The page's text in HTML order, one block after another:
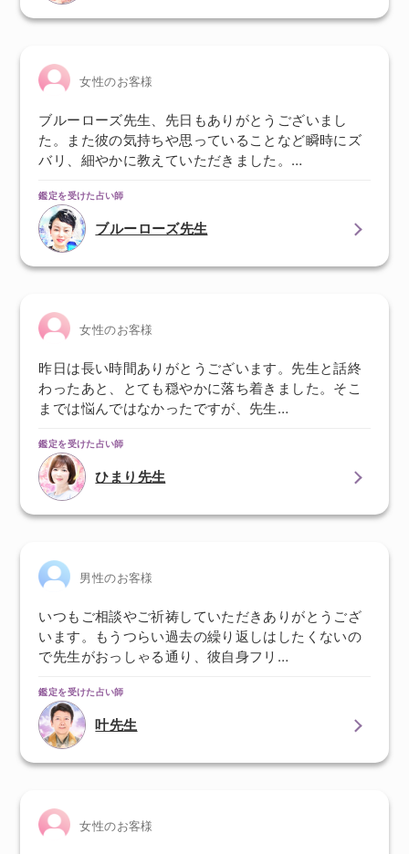
女性のお客様
ブルーローズ先生、先日もありがとうございまし
た。また彼の気持ちや思っていることなど瞬時にズ
バリ、細やかに教えていただきました。…
鑑定を受けた占い師
ブルーローズ先生
女性のお客様
昨日は長い時間ありがとうございます。先生と話終
わったあと、とても穏やかに落ち着きました。そこ
までは悩んではなかったですが、先生…
鑑定を受けた占い師
ひまり先生
男性のお客様
いつもご相談やご祈祷していただきありがとうござ
います。もうつらい過去の繰り返しはしたくないの
で先生がおっしゃる通り、彼自身フリ…
鑑定を受けた占い師
叶先生
女性のお客様